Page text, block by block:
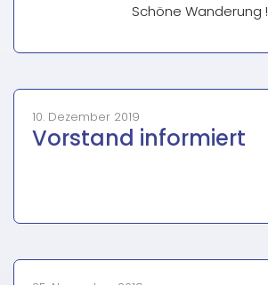
Schöne Wanderung !
10. Dezember 2019
Vorstand informiert